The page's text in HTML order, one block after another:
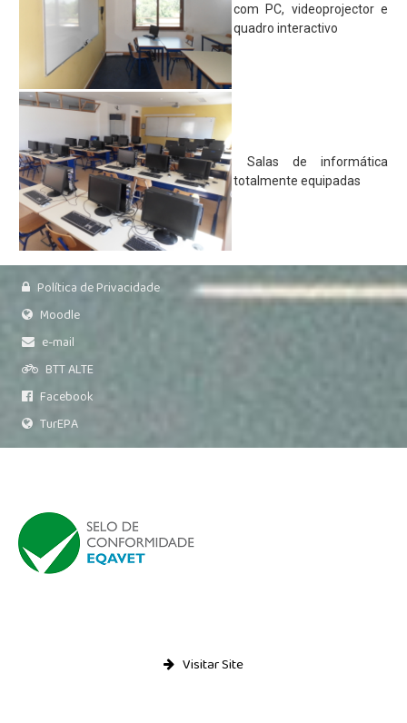
Política de Qualidade
Documento Base
Plano de Atividades
Plano de Ação
Relatório de Operador
Relatório de Auto-Avaliação
Relatórios do Inquérito sobre plano de E@D
Alunos
Notas e Faltas
Actividades
Notícias
com PC, videoprojector e
quadro interactivo
Salas de informática
totalmente equipadas
Política de Privacidade
Moodle
e-mail
BTT ALTE
Facebook
TurEPA
Visitar Site